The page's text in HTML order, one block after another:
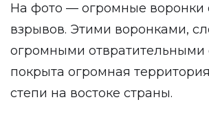
На фото — огромные воронки
взрывов. Этими воронками,
огромными отвратительными
покрыта огромная
степи на востоке страны.